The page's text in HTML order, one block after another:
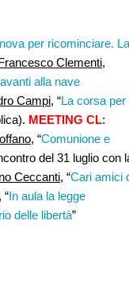
per ricominciare. La
Clementi,
alla nave
Campi, “La corsa per
MEETING CL:
, “Comunione e
del 31 luglio con
Ceccanti, “Cari amici
“In aula la legge
delle libertà”